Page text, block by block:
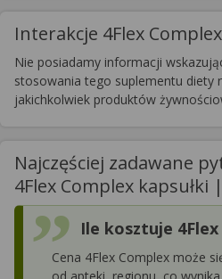
Interakcje 4Flex
Nie posiadamy informacji
stosowania tego suplementu diety
jakichkolwiek produktów
Najczęściej zadawane
4Flex Complex kapsułki
Ile kosztuje 4Flex
Cena 4Flex Complex może